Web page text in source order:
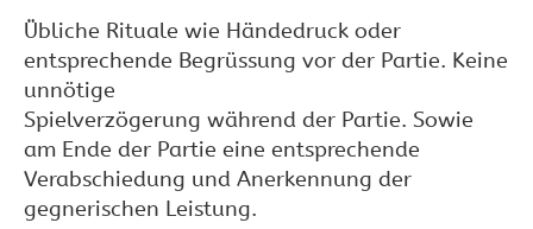
Übliche Rituale wie Händedruck oder
entsprechende Begrüssung vor der Partie. Keine
unnötige
Spielverzögerung während der Partie. Sowie
am Ende der Partie eine entsprechende
Verabschiedung und Anerkennung der
gegnerischen Leistung.